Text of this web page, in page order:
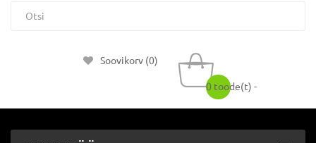
Soovikorv (0)
0 toode(t) -